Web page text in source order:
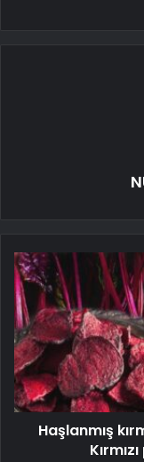
Haşlanmış